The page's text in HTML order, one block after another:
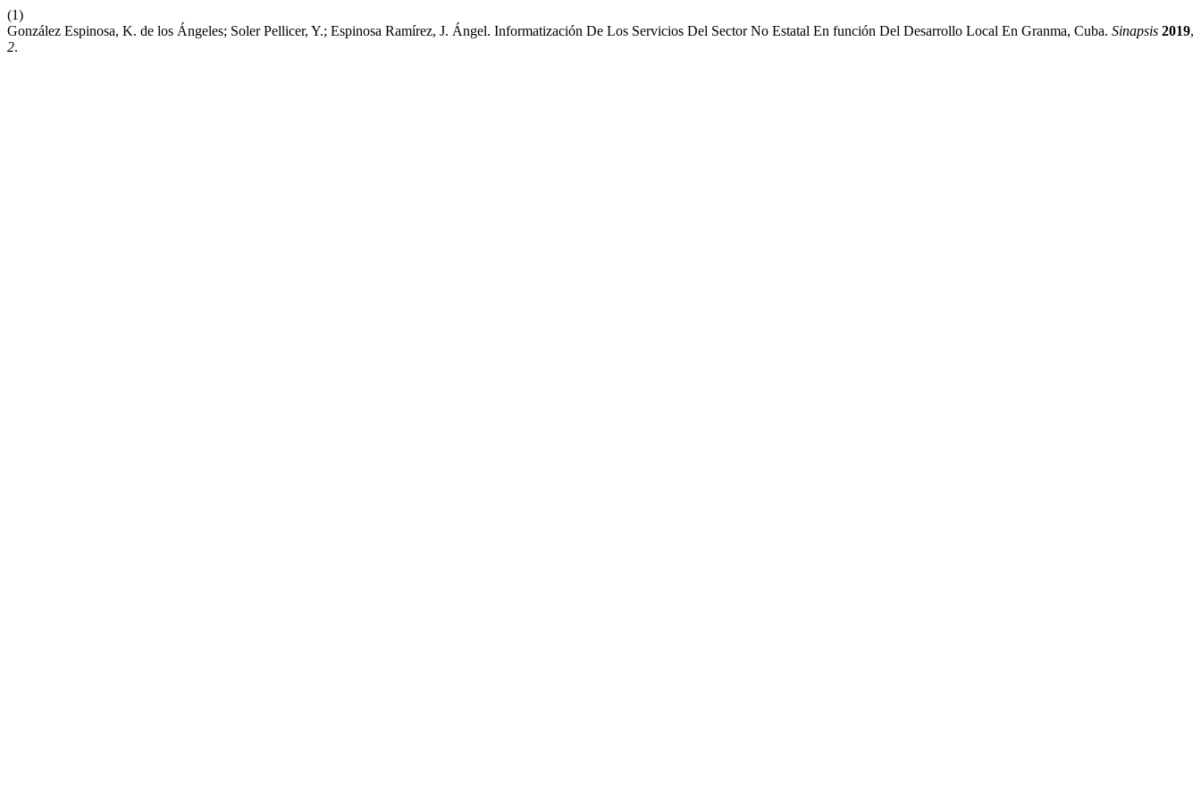
(1)
González Espinosa, K. de los Ángeles; Soler Pellicer, Y.; Espinosa Ramírez, J. Ángel. Informatización De Los Servicios Del Sector No Estatal En función Del Desarrollo Local En Granma, Cuba. Sinapsis 2019,
2.